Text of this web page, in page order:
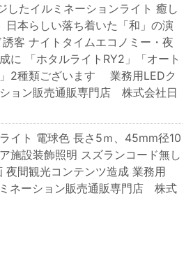
したイルミネーションライト 癒し
日本らしい落ち着いた「和」の演
客 ナイトタイムエコノミー・夜
に 「ホタルライトRY2」「オート
2種類ございます 業務用LEDク
ョン販売通販専門店 株式会社日
イト 電球色 長さ5ｍ、45mm径10
施設装飾照明 スズランコード無し
夜間観光コンテンツ造成 業務用
ネーション販売通販専門店 株式